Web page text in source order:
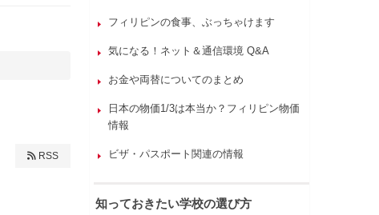
RSS
フィリピンの食事、ぶっちゃけます
気になる！ネット＆通信環境 Q&A
お金や両替についてのまとめ
日本の物価1/3は本当か？フィリピン物価
情報
ビザ・パスポート関連の情報
知っておきたい学校の選び方